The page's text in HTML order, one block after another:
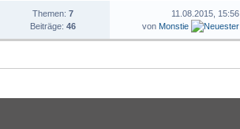
Themen: 7
Beiträge: 46
11.08.2015, 15:56
von Monstie